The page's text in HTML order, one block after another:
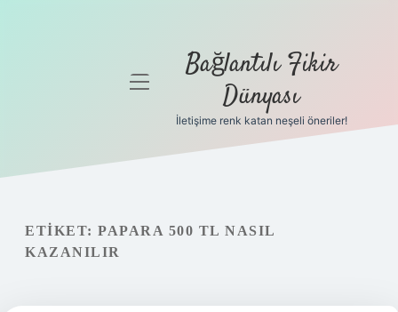
Gizlilik
Yasal Uyarı
menüyü
Bağlantılı Fikir
Dünyası
İletişime renk katan neşeli öneriler!
ETIKET: PAPARA 500 TL NASIL
KAZANILIR